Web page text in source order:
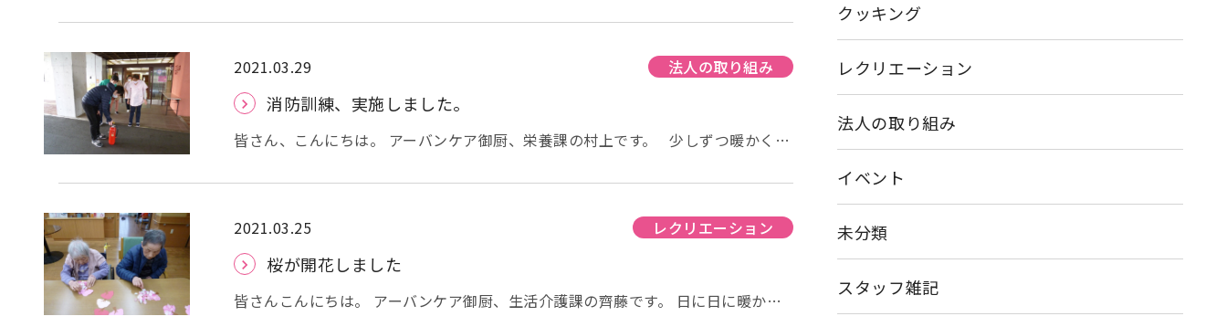
去年、お花見に行けず、「来年こそは！」と願っていましたが、 コロナの感染が
と、フロアでは桜の飾り付けをしています。 その桜飾りの下で、おやつクッキン
グを頂きました。 今回は４階のご入居者様の様子をご覧いただこうと思います。
皆さん、とても良いお顔で召し上がられていました。 何人もの方が「美味し
い！！」とお代わりされていて、楽しい春の1日になりました。
2021.03.29 法人の取り組み
消防訓練、実施しました。
皆さん、こんにちは。 アーバンケア御厨、栄養課の村上です。 少しずつ暖かくな
ます、消防訓練の様子をお伝えします。 まず、消火訓練をしました。 消火器を
す。 もしもの時を考えて、声掛けしながら行いました。 続いて、通報訓練で
す。 火災報知機が鳴り出した時の対応についての説明を受けました。 誤報時の止
め方についても、ボタンの場所とともに再確認しました。 最後に、実際にフロ
アへ行き、消火器の場所と対応の仕方、もしもの時のご利用者様の避難して頂く場
所と方法を確認しました。 もしもの時が、来ないことが1番ですが、いざという
2021.03.25 レクリエーション
桜が開花しました
皆さんこんにちは。 アーバンケア御厨、生活介護課の齊藤です。 日に日に暖かく
クッキング
レクリエーション
法人の取り組み
イベント
未分類
スタッフ雑記